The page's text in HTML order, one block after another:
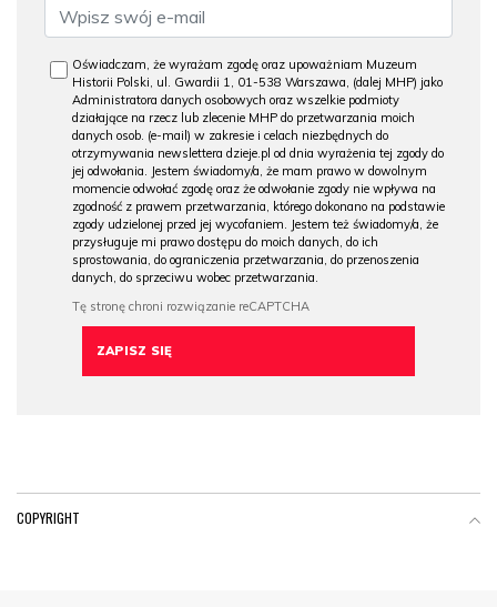
Oświadczam, że wyrażam zgodę oraz upoważniam Muzeum
Historii Polski, ul. Gwardii 1, 01-538 Warszawa, (dalej MHP) jako
Administratora danych osobowych oraz wszelkie podmioty
działające na rzecz lub zlecenie MHP do przetwarzania moich
danych osob. (e-mail) w zakresie i celach niezbędnych do
otrzymywania newslettera dzieje.pl od dnia wyrażenia tej zgody do
jej odwołania. Jestem świadomy/a, że mam prawo w dowolnym
momencie odwołać zgodę oraz że odwołanie zgody nie wpływa na
zgodność z prawem przetwarzania, którego dokonano na podstawie
zgody udzielonej przed jej wycofaniem. Jestem też świadomy/a, że
przysługuje mi prawo dostępu do moich danych, do ich
sprostowania, do ograniczenia przetwarzania, do przenoszenia
danych, do sprzeciwu wobec przetwarzania.
COPYRIGHT